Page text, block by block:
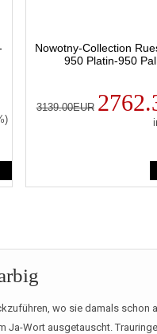
Nowotny-Collection
950 Platin-950
3139.00EUR
wo sie damals schon
Ja-Wort ausgetauscht.